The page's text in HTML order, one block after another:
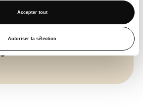
Accepter tout
Autoriser la sélection
2026 - Un espace de
pour les étudiants en